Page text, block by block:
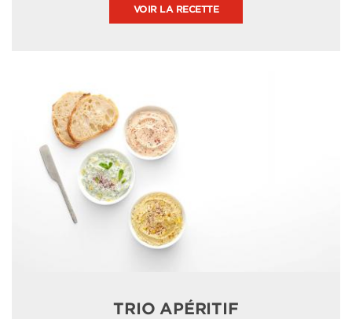
VOIR LA RECETTE
TRIO APÉRITIF